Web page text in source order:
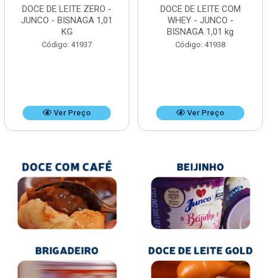
DOCE DE LEITE ZERO -
JUNCO - BISNAGA 1,01
KG
Código: 41937
Ver Preço
DOCE DE LEITE COM
WHEY - JUNCO -
BISNAGA 1,01 kg
Código: 41938
Ver Preço